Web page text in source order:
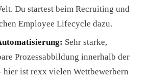
Du startest beim Recruiting und
Employee Lifecycle dazu.
Sehr starke,
Prozessabbildung innerhalb der
ist rexx vielen Wettbewerbern